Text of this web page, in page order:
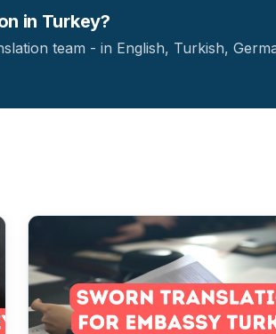
in Turkey?
team - in English, Turkish,